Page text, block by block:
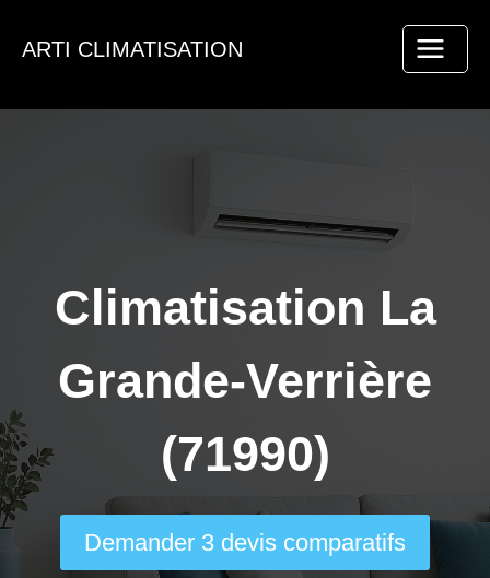
ARTI CLIMATISATION
Climatisation La
Grande-Verrière
(71990)
Demander 3 devis comparatifs